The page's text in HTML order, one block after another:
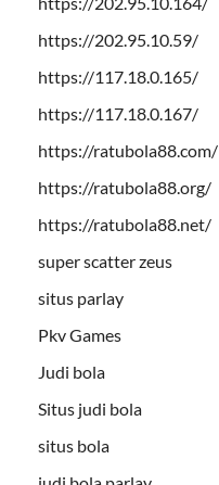
https://202.95.10.59/
https://117.18.0.165/
https://117.18.0.167/
https://ratubola88.com/
https://ratubola88.org/
https://ratubola88.net/
super scatter zeus
situs parlay
Pkv Games
Judi bola
Situs judi bola
situs bola